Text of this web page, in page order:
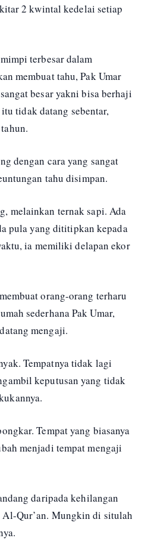
2 kwintal kedelai setiap
terbesar dalam
membuat tahu, Pak Umar
besar yakni bisa berhaji
tidak datang sebentar,
dengan cara yang sangat
tahu disimpan.
melainkan ternak sapi. Ada
pula yang dititipkan kepada
ia memiliki delapan ekor
orang-orang terharu
sederhana Pak Umar,
mengaji.
Tempatnya tidak lagi
keputusan yang tidak
Tempat yang biasanya
menjadi tempat mengaji
daripada kehilangan
Al-Qur’an. Mungkin di situlah